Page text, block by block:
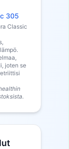
305
Classic
joten se